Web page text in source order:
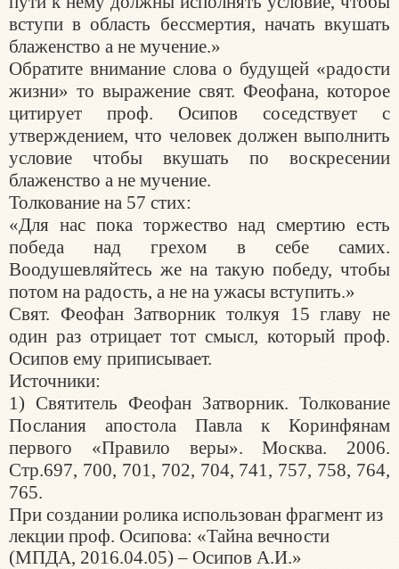
вступи в область бессмертия, начать вкушать
блаженство а не мучение.»
Обратите внимание слова о будущей «радости
жизни» то выражение свят. Феофана, которое
цитирует проф. Осипов соседствует с
утверждением, что человек должен выполнить
условие чтобы вкушать по воскресении
блаженство а не мучение.
Толкование на 57 стих:
«Для нас пока торжество над смертию есть
победа над грехом в себе самих.
Воодушевляйтесь же на такую победу, чтобы
потом на радость, а не на ужасы вступить.»
Свят. Феофан Затворник толкуя 15 главу не
один раз отрицает тот смысл, который проф.
Осипов ему приписывает.
Источники:
1) Святитель Феофан Затворник. Толкование
Послания апостола Павла к Коринфянам
первого «Правило веры». Москва. 2006.
Стр.697, 700, 701, 702, 704, 741, 757, 758, 764,
765.
При создании ролика использован фрагмент из
лекции проф. Осипова: «Тайна вечности
(МПДА, 2016.04.05) – Осипов А.И.»